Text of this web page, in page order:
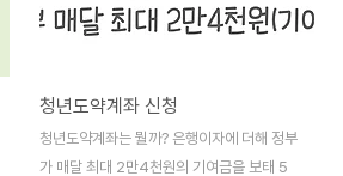
청년도약계좌 신청
청년도약계좌는 뭘까? 은행이자에 더해 정부
가 매달 최대 2만4천원의 기여금을 보태 5